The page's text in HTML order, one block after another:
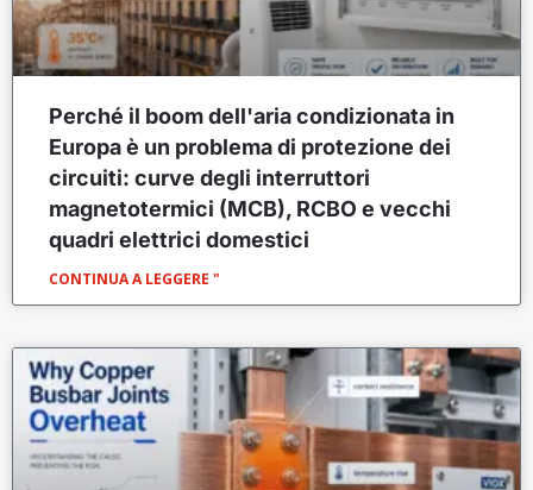
Perché il boom dell'aria condizionata in
Europa è un problema di protezione dei
circuiti: curve degli interruttori
magnetotermici (MCB), RCBO e vecchi
quadri elettrici domestici
CONTINUA A LEGGERE "